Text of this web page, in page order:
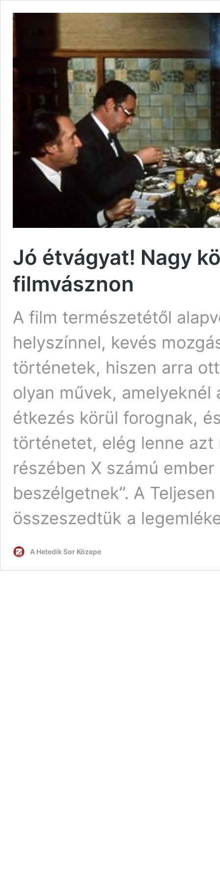
Jó étvágyat! Nagy
filmvásznon
A film természetétől
helyszínnel, kevés
történetek, hiszen arra
olyan művek,
étkezés körül forognak,
történetet, elég lenne azt
részében X számú
beszélgetnek”. A
összeszedtük a
A Hetedik Sor Közepe